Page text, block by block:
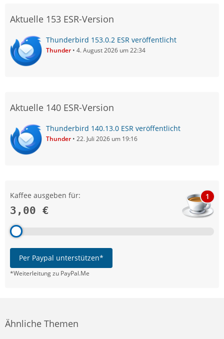
Aktuelle 153 ESR-Version
Thunderbird 153.0.2 ESR veröffentlicht
Thunder 4. August 2026 um 22:34
Aktuelle 140 ESR-Version
Thunderbird 140.13.0 ESR veröffentlicht
Thunder 22. Juli 2026 um 19:16
Kaffee ausgeben für:
3,00 €
1
Per Paypal unterstützen*
*Weiterleitung zu PayPal.Me
Ähnliche Themen